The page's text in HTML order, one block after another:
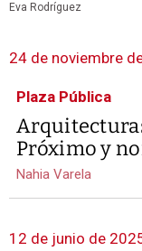
Eva Rodríguez
24 de noviembre
Plaza Pública
Próximo y
Nahia Varela
12 de junio de